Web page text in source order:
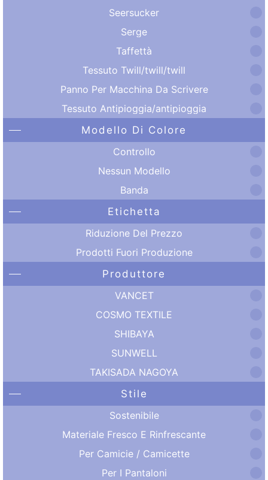
Seersucker
Serge
Taffettà
Tessuto Twill/twill/twill
Panno Per Macchina Da Scrivere
Tessuto Antipioggia/antipioggia
Modello Di Colore
Controllo
Nessun Modello
Banda
Etichetta
Riduzione Del Prezzo
Prodotti Fuori Produzione
Produttore
VANCET
COSMO TEXTILE
SHIBAYA
SUNWELL
TAKISADA NAGOYA
Stile
Sostenibile
Materiale Fresco E Rinfrescante
Per Camicie / Camicette
Per I Pantaloni